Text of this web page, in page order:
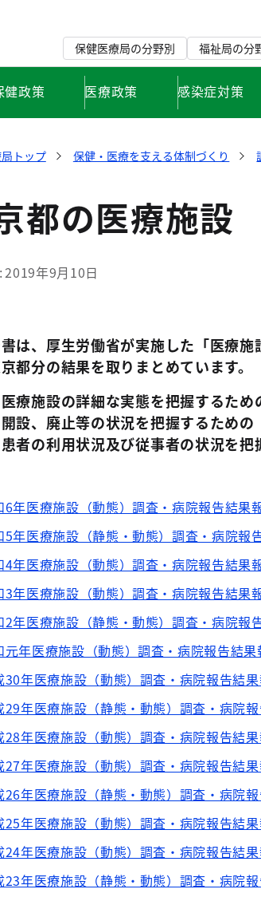
保健医療局の分野別 福祉局の分
健政策 医療政策 感染症対策
トップ 保健・医療を支える体制づくり
都の医療施設
2019年9月10日
は、厚生労働省が実施した「医療
都分の結果を取りまとめています。
療施設の詳細な実態を把握するた
設、廃止等の状況を把握するため
者の利用状況及び従事者の状況を
6年医療施設（動態）調査・病院報告結果
5年医療施設（静態・動態）調査・病院報
4年医療施設（動態）調査・病院報告結果
3年医療施設（動態）調査・病院報告結果
2年医療施設（静態・動態）調査・病院報
元年医療施設（動態）調査・病院報告結果
30年医療施設（動態）調査・病院報告結
29年医療施設（静態・動態）調査・病院
28年医療施設（動態）調査・病院報告結
27年医療施設（動態）調査・病院報告結
26年医療施設（静態・動態）調査・病院
25年医療施設（動態）調査・病院報告結
24年医療施設（動態）調査・病院報告結
23年医療施設（静態・動態）調査・病院